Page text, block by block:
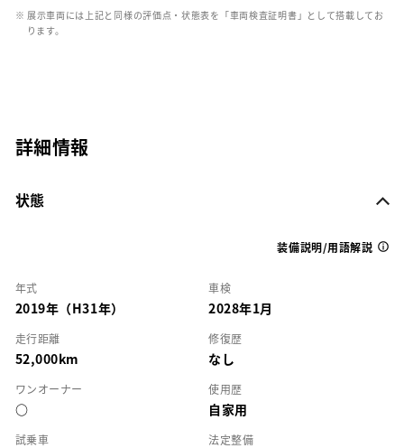
※ 展示車両には上記と同様の評価点・状態表を「車両検査証明書」として搭載してお
ります。
詳細情報
状態
装備説明/用語解説
年式
2019年（H31年）
車検
2028年1月
走行距離
52,000km
修復歴
なし
ワンオーナー
○
使用歴
自家用
試乗車 法定整備